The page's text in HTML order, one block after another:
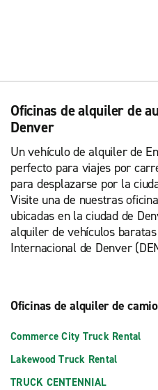
Oficinas de alquiler de
Denver
Un vehículo de alquiler de
perfecto para viajes por
para desplazarse por la
Visite una de nuestras
ubicadas en la ciudad de
alquiler de vehículos
Internacional de Denver
Oficinas de alquiler de
Commerce City Truck Rental
Lakewood Truck Rental
TRUCK CENTENNIAL